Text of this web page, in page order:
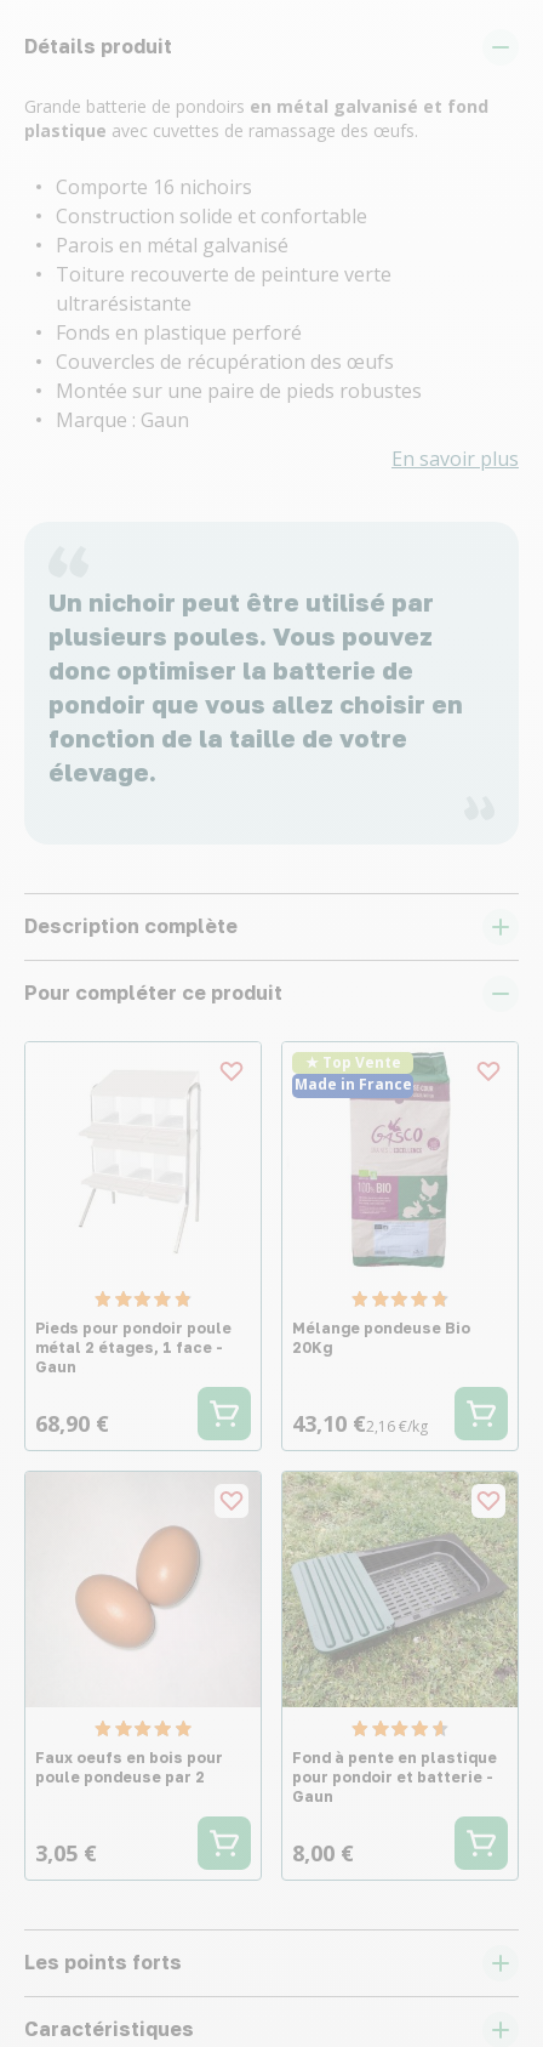
Détails produit
Grande batterie de pondoirs en métal galvanisé et fond
plastique avec cuvettes de ramassage des œufs.
Comporte 16 nichoirs
Construction solide et confortable
Parois en métal galvanisé
Toiture recouverte de peinture verte
ultrarésistante
Fonds en plastique perforé
Couvercles de récupération des œufs
Montée sur une paire de pieds robustes
Marque : Gaun
En savoir plus
Un nichoir peut être utilisé par
plusieurs poules. Vous pouvez
donc optimiser la batterie de
pondoir que vous allez choisir en
fonction de la taille de votre
élevage.
Description complète
Pour compléter ce produit
Pieds pour pondoir poule
métal 2 étages, 1 face -
Gaun
68,90 €
★ Top Vente
Made in France
Mélange pondeuse Bio
20Kg
43,10 €2,16 €/kg
Faux oeufs en bois pour
poule pondeuse par 2
3,05 €
Fond à pente en plastique
pour pondoir et batterie -
Gaun
8,00 €
Les points forts
Caractéristiques